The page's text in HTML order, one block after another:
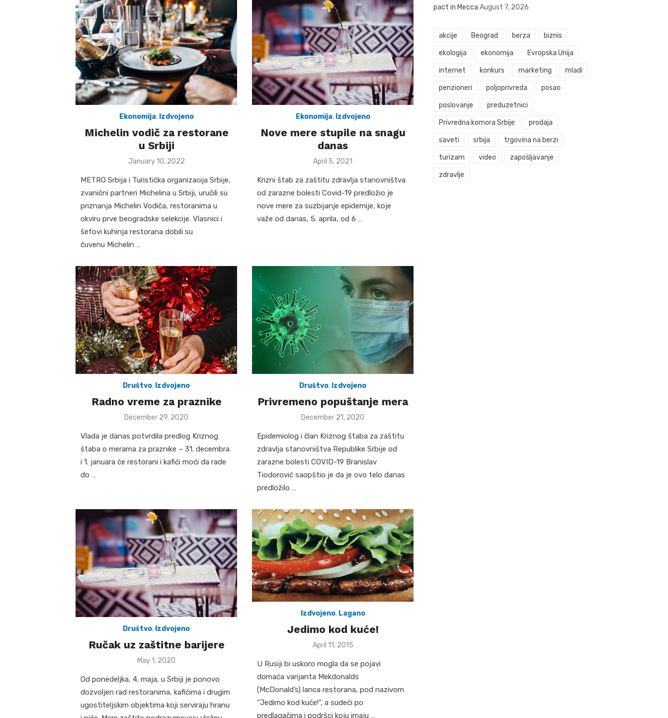
Ekonomija, Izdvojeno
Michelin vodič za restorane
u Srbiji
Posted
January 10, 2022
METRO Srbija i Turistička organizacija Srbije,
zvanični partneri Michelina u Srbiji, uručili su
priznanja Michelin Vodiča, restoranima u
okviru prve beogradske selekcije. Vlasnici i
šefovi kuhinja restorana dobili su
čuvenu Michelin …
Ekonomija, Izdvojeno
Nove mere stupile na snagu
danas
Posted
April 5, 2021
Krizni štab za zaštitu zdravlja stanovništva
od zarazne bolesti Covid-19 predložio je
nove mere za suzbijanje epidemije, koje
važe od danas, 5. aprila, od 6 …
Društvo, Izdvojeno
Radno vreme za praznike
Posted
December 29, 2020
Vlada je danas potvrdila predlog Kriznog
štaba o merama za praznike – 31. decembra
i 1. januara će restorani i kafići moći da rade
do …
Društvo, Izdvojeno
Privremeno popuštanje mera
Posted
December 21, 2020
Epidemiolog i član Kriznog štaba za zaštitu
zdravlja stanovništva Republike Srbije od
zarazne bolesti COVID-19 Branislav
Tiodorović saopštio je da je ovo telo danas
predložilo …
Društvo, Izdvojeno
Ručak uz zaštitne barijere
Posted
May 1, 2020
Od ponedeljka, 4. maja, u Srbiji je ponovo
dozvoljen rad restoranima, kafićima i drugim
ugostiteljskim objektima koji serviraju hranu
Izdvojeno, Lagano
Jedimo kod kuće!
Posted
April 11, 2015
U Rusiji bi uskoro mogla da se pojavi
domaća varijanta Mekdonalds
(McDonald’s) lanca restorana, pod nazivom
“Jedimo kod kuće!”, a sudeći po
predlagačima i podršci koju imaju …
pact in Mecca August 7, 2026
akcije Beograd berza biznis
ekologija ekonomija Evropska Unija
internet konkurs marketing mladi
penzioneri poljoprivreda posao
poslovanje preduzetnici
Privredna komora Srbije prodaja
saveti srbija trgovina na berzi
turizam video zapošljavanje
zdravlje